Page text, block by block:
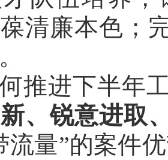
清廉本色；
推进下半年
、锐意进取
流量”的案件